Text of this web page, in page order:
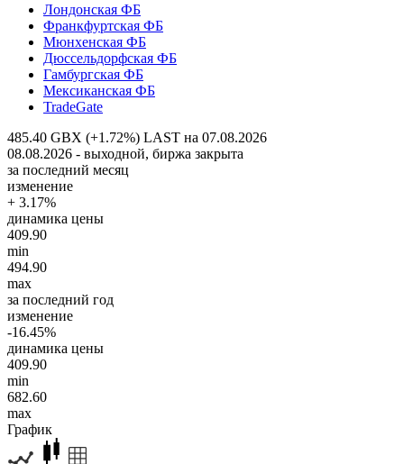
Лондонская ФБ
Франкфуртская ФБ
Мюнхенская ФБ
Дюссельдорфская ФБ
Гамбургская ФБ
Мексиканская ФБ
TradeGate
485.40 GBX (+1.72%) LAST на 07.08.2026
08.08.2026 - выходной, биржа закрыта
за последний месяц
изменение
+ 3.17%
динамика цены
409.90
min
494.90
max
за последний год
изменение
-16.45%
динамика цены
409.90
min
682.60
max
График